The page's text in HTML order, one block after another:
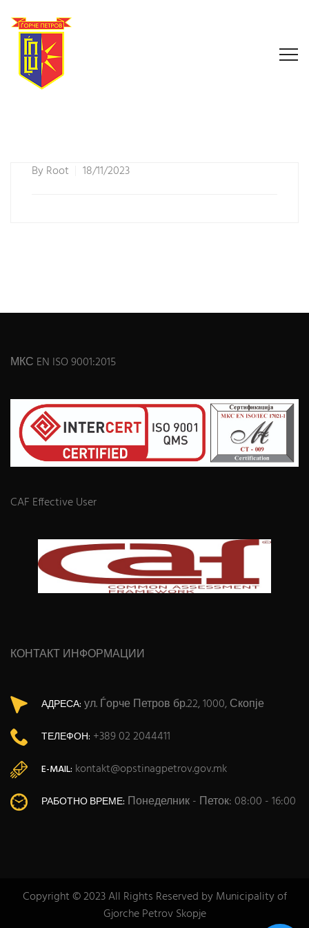
ByRoot 18/11/2023
МКС EN ISO 9001:2015
CAF Effective User
КОНТАКТ ИНФОРМАЦИИ
АДРЕСА: ул. Ѓорче Петров бр.22, 1000, Скопје
ТЕЛЕФОН: +389 02 2044411
E-MAIL: kontakt@opstinagpetrov.gov.mk
РАБОТНО ВРЕМЕ: Понеделник - Петок: 08:00 - 16:00
Copyright © 2023 All Rights Reserved by Municipality of
Gjorche Petrov Skopje